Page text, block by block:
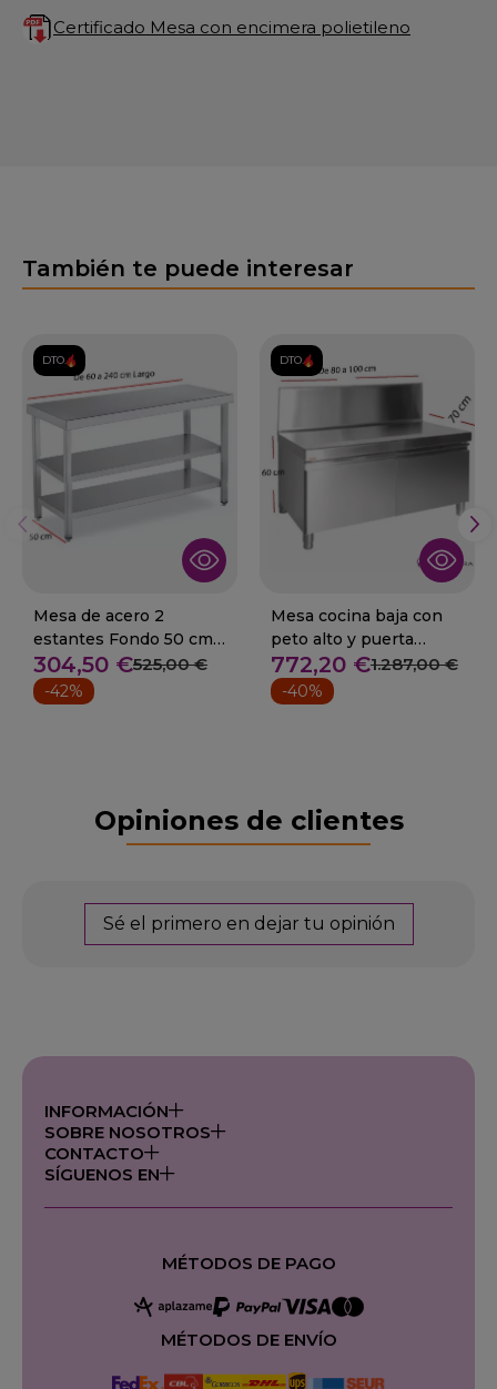
Certificado Mesa con encimera polietileno
También te puede interesar
DTO.
Mesa de acero 2
estantes Fondo 50 cm.
Desde 60 cm
304,50 €525,00 €
-42%
DTO.
Mesa cocina baja con
peto alto y puerta
Fondo 70 cm.
772,20 €1.287,00 €
-40%
Opiniones de clientes
Sé el primero en dejar tu opinión
INFORMACIÓN
SOBRE NOSOTROS
CONTACTO
SÍGUENOS EN
MÉTODOS DE PAGO
MÉTODOS DE ENVÍO